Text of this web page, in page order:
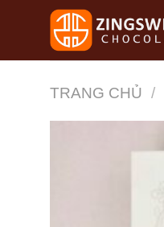
content
TRANG CHỦ /